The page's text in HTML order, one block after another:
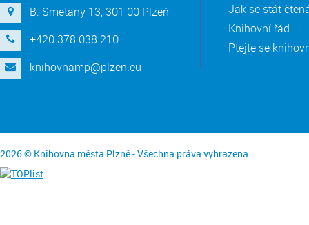
B. Smetany 13, 301 00 Plzeň
+420 378 038 210
knihovnamp@plzen.eu
Jak se stát
Knihovní řád
Ptejte se
2026 © Knihovna města Plzně - Všechna práva vyhrazena